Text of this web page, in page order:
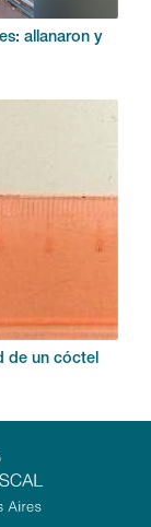
allanaron y
de un cóctel